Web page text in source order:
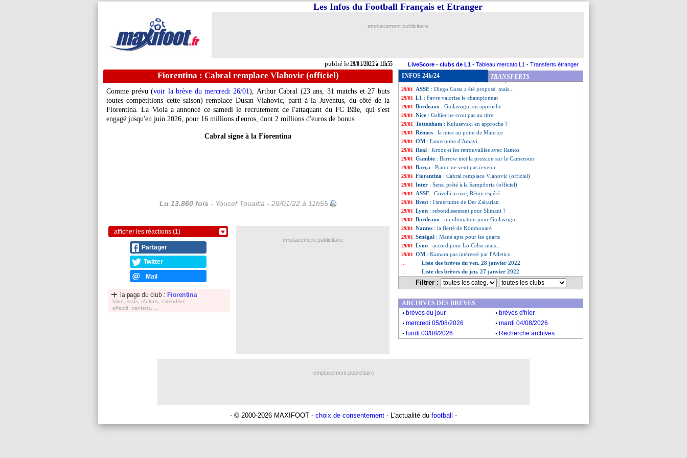
publié le29/01/2022 à 11h55
Les Infos du Football Français et Etranger
emplacement publicitaire
LiveScore - clubs de L1 - Tableau mercato L1 - Transferts étranger
Fiorentina : Cabral remplace Vlahovic (officiel)
Comme prévu (voir la brève du mercredi 26/01), Arthur Cabral (23 ans, 31 matchs et 27 buts
toutes compétitions cette saison) remplace Dusan Vlahovic, parti à la Juventus, du côté de la
Fiorentina. La Viola a annoncé ce samedi le recrutement de l'attaquant du FC Bâle, qui s'est
engagé jusqu'en juin 2026, pour 16 millions d'euros, dont 2 millions d'euros de bonus.
Cabral signe à la Fiorentina
Lu 13.860 fois - Youcef Touaitia - 29/01/22 à 11h55
afficher les réactions (1)
Partager
Twitter
Mail
la page du club : Fiorentina
bilan, stats, réultats, calendrier,
effectif, tranferts, ...
INFOS 24h/24 TRANSFERTS
29/01 Bordeaux: Koscielny a fait ses adieux
29/01 Juve: Zakaria en approche
29/01 Man Utd
29/01 Troyes: Kamano a raté sa visite médicale
29/01 Angers: Brahimi remplacé par un Croate (off.)
: Caicedo arrive en prêt (officiel)
29/01 ASSE : Diego Costa a été proposé, mais...
29/01 L1 : Favre valorise le championnat
29/01 Bordeaux : Guilavogui en approche
29/01 Nice : Galtier ne croit pas au titre
29/01 Tottenham : Kulusevski en approche ?
29/01 Rennes : la mise au point de Maurice
29/01 OM : l'amertume d'Amavi
29/01 Real : Kroos et les retrouvailles avec Ramos
29/01 Gambie : Barrow met la pression sur le Cameroun
29/01 Barça : Pjanic ne veut pas revenir
29/01 Fiorentina : Cabral remplace Vlahovic (officiel)
29/01 Inter : Sensi prêté à la Sampdoria (officiel)
29/01 ASSE : Crivelli arrive, Rémy espéré
29/01 Brest : l'amertume de Der Zakarian
29/01 Lyon : rebondissement pour Slimani ?
29/01 Bordeaux : un ultimatum pour Guilavogui
29/01 Nantes : la fierté de Kombouaré
29/01 Sénégal : Mané apte pour les quarts
29/01 Lyon : accord pour Lo Celso mais...
29/01 OM : Kamara pas intéressé par l'Atletico
Liste des brèves du ven. 28 janvier 2022
Liste des brèves du jeu. 27 janvier 2022
Filtrer :
emplacement publicitaire
ARCHIVES DES BREVES
. brèves du jour . brèves d'hier
. mercredi 05/08/2026 . mardi 04/08/2026
. lundi 03/08/2026 . Recherche archives
emplacement publicitaire
- © 2000-2026 MAXIFOOT - choix de consentement - L'actualité du football -